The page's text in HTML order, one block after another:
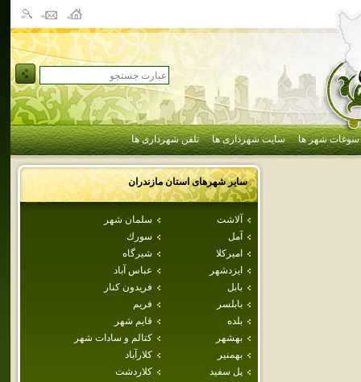
سوغات شهر ها سایت شهرداری ها تلفن شهرداری ها
سایر شهرهای استانمازندران
آلاشت
سلمان شهر
آمل
سورك
اميركلا
شيرگاه
ايزدشهر
عباس آباد
بابل
فريدون كنار
بابلسر
فريم
بلده
قايم شهر
بهشهر
كتالم و سادات شهر
بهمنير
كلارآباد
پل سفيد
كلاردشت